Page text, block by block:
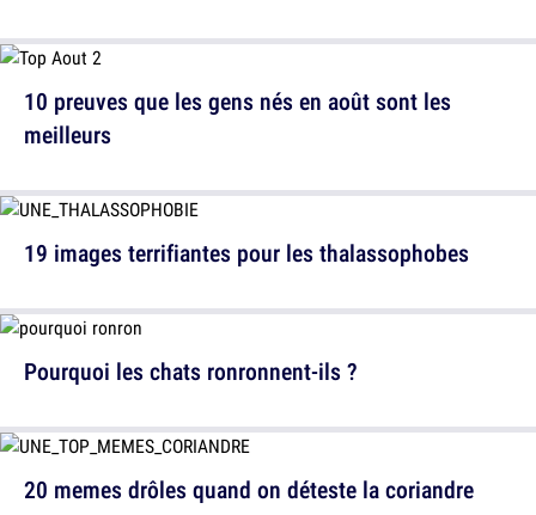
10 preuves que les gens nés en août sont les
meilleurs
Pourquoi les chats ronronnent-ils ?
19 images terrifiantes pour les thalassophobes
20 memes drôles quand on déteste la coriandre